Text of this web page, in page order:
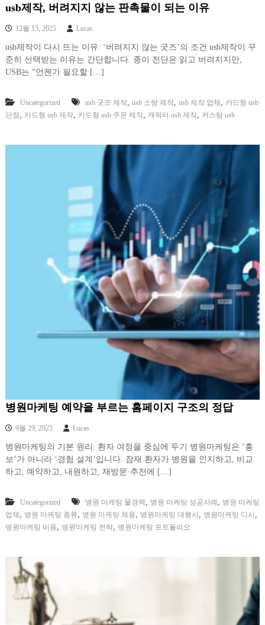
usb제작, 버려지지 않는 판촉물이 되는 이유
12월 15, 2025 Lucas
usb제작이 다시 뜨는 이유: ‘버려지지 않는 굿즈’의 조건 usb제작이 꾸
준히 선택받는 이유는 간단합니다. 종이 전단은 읽고 버려지지만,
USB는 “언젠가 필요할 […]
Uncategorized usb 굿즈 제작, usb 소량 제작, usb 제작 업체 , 카드형 usb
단점 , 카드형 usb 제작, 카드형 usb 주문 제작, 캐릭터 usb 제작, 커스텀 usb
병원마케팅 예약을 부르는 홈페이지 구조의 정답
9월 29, 2025 Lucas
병원마케팅의 기본 원리: 환자 여정을 중심에 두기 병원마케팅은 ‘홍
보’가 아니라 ‘경험 설계’입니다. 잠재 환자가 병원을 인지하고, 비교
하고, 예약하고, 내원하고, 재방문·추천에 […]
Uncategorized 병원 마케팅 물경력 , 병원 마케팅 성공사례 , 병원 마케팅
업체 , 병원 마케팅 종류, 병원 마케팅 채용, 병원마케팅 대행사, 병원마케팅 디시 ,
병원마케팅 비용, 병원마케팅 전략, 병원마케팅 포트폴리오